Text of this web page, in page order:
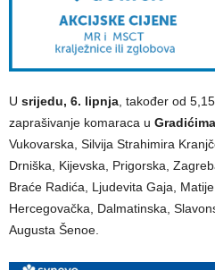
U srijedu, 6. lipnja, također od
zaprašivanje komaraca u Gradićima
Vukovarska, Silvija Strahimira
Drniška, Kijevska, Prigorska,
Braće Radića, Ljudevita Gaja,
Hercegovačka, Dalmatinska,
Augusta Šenoe.